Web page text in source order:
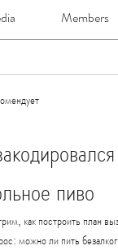
Members
пиво
как построить план
можно ли пить